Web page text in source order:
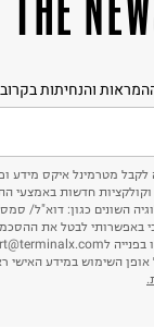
והנחיתות
לקבל מטרמינל איקס מידע
וקולקציות חדשות באמצעי
השונים כגון: דוא"ל/
כי באפשרותי לבטל את
אופן השימוש במידע האישי